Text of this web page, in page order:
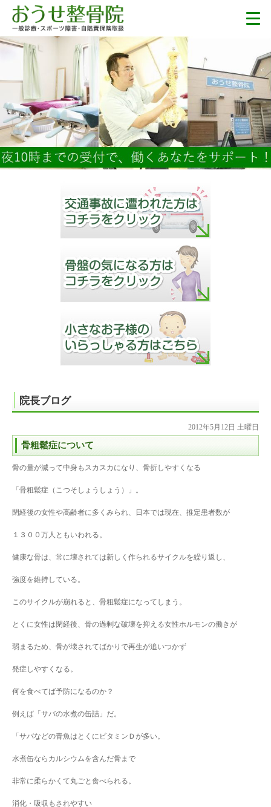
院長ブログ
2012年5月12日 土曜日
骨粗鬆症について
骨の量が減って中身もスカスカになり、骨折しやすくなる
「骨粗鬆症（こつそしょうしょう）」。
閉経後の女性や高齢者に多くみられ、日本では現在、推定患者数が
１３００万人ともいわれる。
健康な骨は、常に壊されては新しく作られるサイクルを繰り返し、
強度を維持している。
このサイクルが崩れると、骨粗鬆症になってしまう。
とくに女性は閉経後、骨の過剰な破壊を抑える女性ホルモンの働きが
弱まるため、骨が壊されてばかりで再生が追いつかず
発症しやすくなる。
何を食べてば予防になるのか？
例えば「サバの水煮の缶詰」だ。
「サバなどの青魚はとくにビタミンＤが多い。
水煮缶ならカルシウムを含んだ骨まで
非常に柔らかくて丸ごと食べられる。
消化・吸収もされやすい